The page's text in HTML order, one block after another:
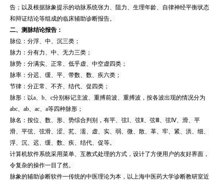
告；以及根据脉象提示的动脉系统张力、阻力、生理年龄、自律神经平衡状态
和辩证结论等组成的临床辅助诊断报告。
二、测脉结论报告：
脉位：分浮、中、沉三类；
脉力：分有力、中、无力三类；
脉势：分满实、正常、低乎虚、中空虚四类；
脉率：分迟、缓、平、带数、数、疾六类；
节律：分正常、不齐、结代、促四类；
脉形：以a、b、c分别标记主波、重搏前波、重搏波，按各波出现的情况分为
abc、ab、ac、a等四种脉形；
脉名：按位、数、形、势综合判别，有平、弦I、弦Ⅱ、弦Ⅲ、弦Ⅳ、滑、平
滑、平弦、弦滑、涩、芤、濡、虚、实、弱、微、散、革、牢、紧、洪、细、
浮、沉、迟、缓、数、疾、结代、促等。
计算机软件系统采用菜单、互教式处理的方式，设计了方便用户的友好界面，
令复杂的操作一目了然。
脉象的辅助诊断软件一传统的中医理论为本，以上海中医药大学诊断教研室近